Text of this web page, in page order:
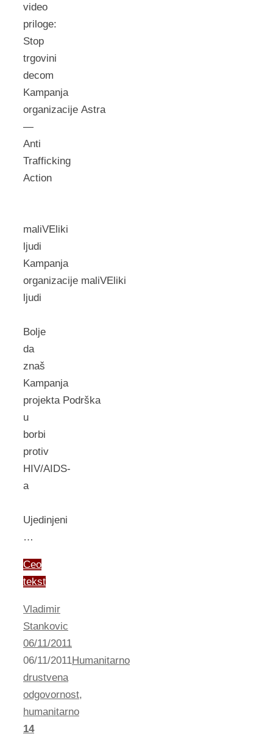
video
priloge:
Stop
trgovini
decom
Kampanja
organizacije Astra
—
Anti
Trafficking
Action
maliVEliki
ljudi
Kampanja
organizacije maliVEliki
ljudi
Bolje
da
znaš
Kampanja
projekta Podrška
u
borbi
protiv
HIV/AIDS-
a
Ujedinjeni
…
Ceo
tekst
Vladimir
Stankovic
06/11/2011
06/11/2011Humanitarno
drustvena
odgovornost,
humanitarno
14